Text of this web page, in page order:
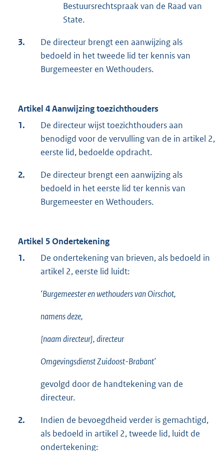
Bestuursrechtspraak van de Raad van
State.
3.
De directeur brengt een aanwijzing als
bedoeld in het tweede lid ter kennis van
Burgemeester en Wethouders.
Artikel 4 Aanwijzing toezichthouders
1.
De directeur wijst toezichthouders aan
benodigd voor de vervulling van de in artikel 2,
eerste lid, bedoelde opdracht.
2.
De directeur brengt een aanwijzing als
bedoeld in het eerste lid ter kennis van
Burgemeester en Wethouders.
Artikel 5 Ondertekening
1.
De ondertekening van brieven, als bedoeld in
artikel 2, eerste lid luidt:
‘Burgemeester en wethouders van Oirschot,
namens deze,
[naam directeur], directeur
Omgevingsdienst Zuidoost-Brabant’
gevolgd door de handtekening van de
directeur.
2.
Indien de bevoegdheid verder is gemachtigd,
als bedoeld in artikel 2, tweede lid, luidt de
ondertekening: